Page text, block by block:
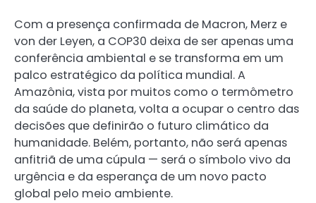
Com a presença confirmada de Macron, Merz e
von der Leyen, a COP30 deixa de ser apenas uma
conferência ambiental e se transforma em um
palco estratégico da política mundial. A
Amazônia, vista por muitos como o termômetro
da saúde do planeta, volta a ocupar o centro das
decisões que definirão o futuro climático da
humanidade. Belém, portanto, não será apenas
anfitriã de uma cúpula — será o símbolo vivo da
urgência e da esperança de um novo pacto
global pelo meio ambiente.